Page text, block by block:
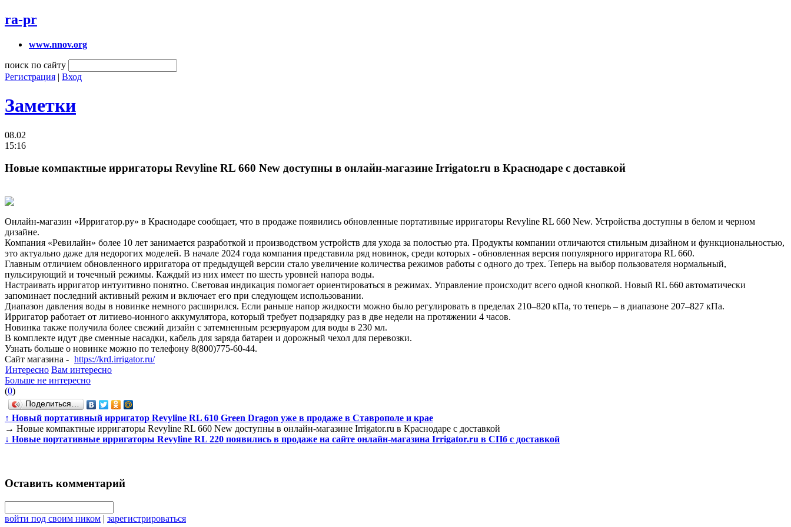
ra-pr
www.nnov.org
поиск по сайту
Регистрация | Вход
Заметки
08.02
15:16
Новые компактные ирригаторы Revyline RL 660 New доступны в онлайн-магазине Irrigator.ru в Краснодаре с доставкой
Онлайн-магазин «Ирригатор.ру» в Краснодаре сообщает, что в продаже появились обновленные портативные ирригаторы Revyline RL 660 New. Устройства доступны в белом и черном
дизайне.
Компания «Ревилайн» более 10 лет занимается разработкой и производством устройств для ухода за полостью рта. Продукты компании отличаются стильным дизайном и функциональностью,
это актуально даже для недорогих моделей. В начале 2024 года компания представила ряд новинок, среди которых - обновленная версия популярного ирригатора RL 660.
Главным отличием обновленного ирригатора от предыдущей версии стало увеличение количества режимов работы с одного до трех. Теперь на выбор пользователя нормальный,
пульсирующий и точечный режимы. Каждый из них имеет по шесть уровней напора воды.
Настраивать ирригатор интуитивно понятно. Световая индикация помогает ориентироваться в режимах. Управление происходит всего одной кнопкой. Новый RL 660 автоматически
запоминает последний активный режим и включает его при следующем использовании.
Диапазон давления воды в новинке немного расширился. Если раньше напор жидкости можно было регулировать в пределах 210–820 кПа, то теперь – в диапазоне 207–827 кПа.
Ирригатор работает от литиево-ионного аккумулятора, который требует подзарядку раз в две недели на протяжении 4 часов.
Новинка также получила более свежий дизайн с затемненным резервуаром для воды в 230 мл.
В комплекте идут две сменные насадки, кабель для заряда батареи и дорожный чехол для перевозки.
Узнать больше о новинке можно по телефону 8(800)775-60-44.
Сайт магазина - https://krd.irrigator.ru/
Интересно Вам интересно
Больше не интересно
(0)
Поделиться…
↑ Новый портативный ирригатор Revyline RL 610 Green Dragon уже в продаже в Ставрополе и крае
→ Новые компактные ирригаторы Revyline RL 660 New доступны в онлайн-магазине Irrigator.ru в Краснодаре с доставкой
↓ Новые портативные ирригаторы Revyline RL 220 появились в продаже на сайте онлайн-магазина Irrigator.ru в СПб с доставкой
Оставить комментарий
войти под своим ником | зарегистрироваться